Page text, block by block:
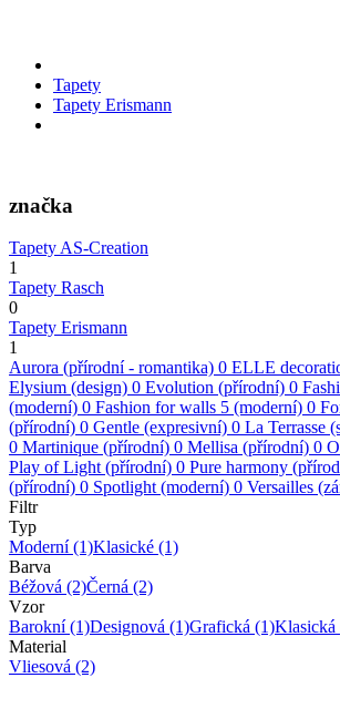
Tapety
Tapety Erismann
značka
Tapety AS-Creation
1
Tapety Rasch
0
Tapety Erismann
1
Aurora (přírodní - romantika) 0 ELLE
Elysium (design) 0 Evolution (přírodní) 0
(moderní) 0 Fashion for walls 5 (moderní) 0
(přírodní) 0 Gentle (expresivní) 0 La Terrasse
0 Martinique (přírodní) 0 Mellisa (přírodní) 0
Play of Light (přírodní) 0 Pure harmony
(přírodní) 0 Spotlight (moderní) 0 Versailles
Filtr
Typ
Moderní(1)Klasické (1)
Barva
Béžová (2)Černá (2)
Vzor
Barokní(1)Designová (1)Grafická (1)Klasická
Material
Vliesová (2)